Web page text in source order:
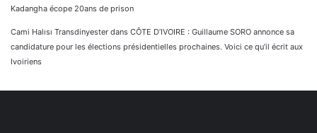
Kadangha écope 20ans de prison
Cami Halısı Transdinyester dans CÔTE D’IVOIRE : Guillaume SORO annonce sa
candidature pour les élections présidentielles prochaines. Voici ce qu’il écrit aux
Ivoiriens